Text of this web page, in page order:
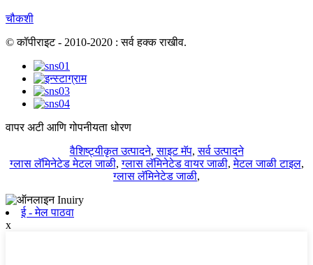
चौकशी
© कॉपीराइट - 2010-2020 : सर्व हक्क राखीव.
वापर अटी आणि गोपनीयता धोरण
वैशिष्ट्यीकृत उत्पादने,साइट मॅप,सर्व उत्पादने
ग्लास लॅमिनेटेड मेटल जाळी,ग्लास लॅमिनेटेड वायर जाळी,मेटल जाळी टाइल,
ग्लास लॅमिनेटेड जाळी,
ई - मेल पाठवा
x